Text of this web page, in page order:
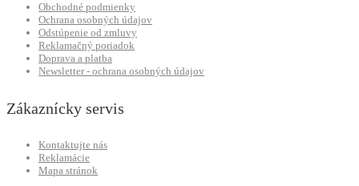
Obchodné podmienky
Ochrana osobných údajov
Odstúpenie od zmluvy
Reklamačný poriadok
Doprava a platba
Newsletter - ochrana osobných údajov
Zákaznícky servis
Kontaktujte nás
Reklamácie
Mapa stránok